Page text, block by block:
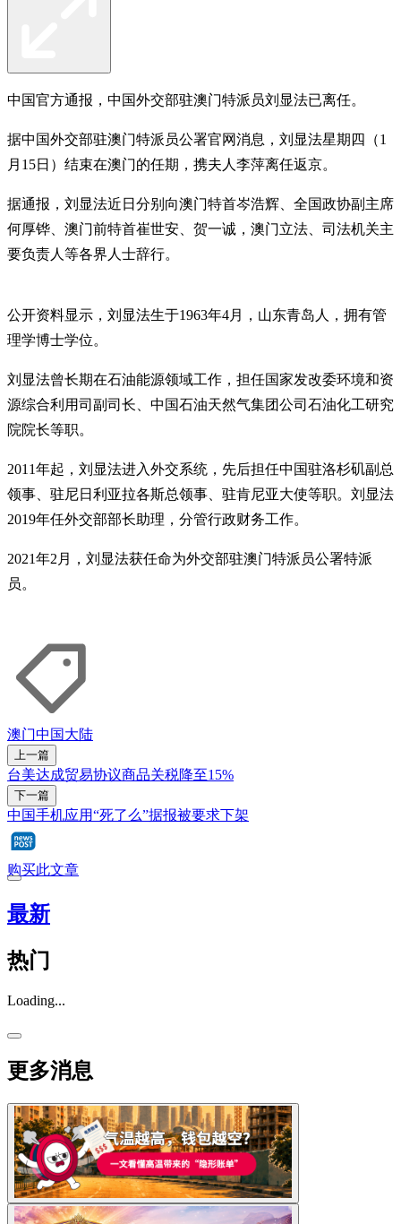
中国官方通报，中国外交部驻澳门特派员刘显法已离任。
据中国外交部驻澳门特派员公署官网消息，刘显法星期四（1
月15日）结束在澳门的任期，携夫人李萍离任返京。
据通报，刘显法近日分别向澳门特首岑浩辉、全国政协副主席
何厚铧、澳门前特首崔世安、贺一诚，澳门立法、司法机关主
要负责人等各界人士辞行。
公开资料显示，刘显法生于1963年4月，山东青岛人，拥有管
理学博士学位。
刘显法曾长期在石油能源领域工作，担任国家发改委环境和资
源综合利用司副司长、中国石油天然气集团公司石油化工研究
院院长等职。
2011年起，刘显法进入外交系统，先后担任中国驻洛杉矶副总
领事、驻尼日利亚拉各斯总领事、驻肯尼亚大使等职。刘显法
2019年任外交部部长助理，分管行政财务工作。
2021年2月，刘显法获任命为外交部驻澳门特派员公署特派
员。
澳门中国大陆
上一篇
台美达成贸易协议商品关税降至15%
下一篇
中国手机应用“死了么”据报被要求下架
购买此文章
最新
热门
Loading...
更多消息